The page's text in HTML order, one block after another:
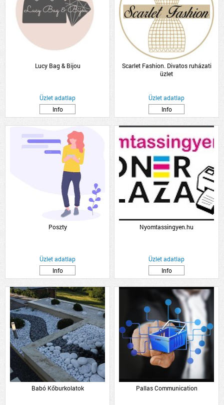
Lucy Bag & Bijou
Üzlet adatlap
Info
Scarlet Fashion. Divatos ruházati
üzlet
Üzlet adatlap
Info
Poszty
Üzlet adatlap
Info
Nyomtassingyen.hu
Üzlet adatlap
Info
Babó Kőburkolatok Pallas Communication